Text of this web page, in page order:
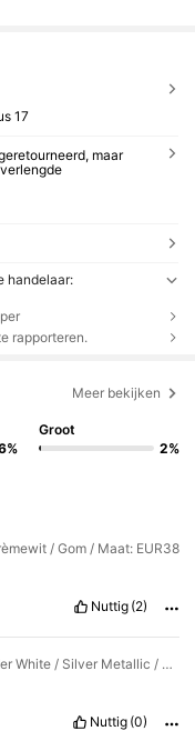
17
maar
handelaar:
rapporteren.
Meer bekijken
Groot
2%
/ Gom / Maat: EUR38
Nuttig (2)
Kleur: Core Black / Wonder White / Silver Metallic / Maat: EUR40
Nuttig (0)